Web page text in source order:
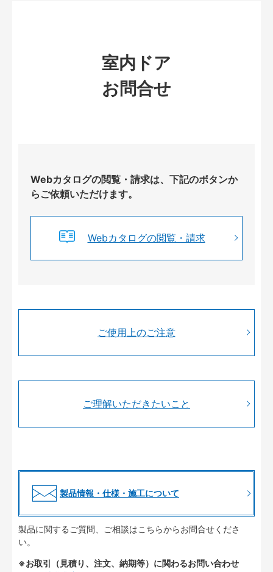
室内ドア
お問合せ
Webカタログの閲覧・請求は、下記のボタンか
らご依頼いただけます。
Webカタログの閲覧・請求
ご使用上のご注意
ご理解いただきたいこと
製品情報・仕様・施工について
製品に関するご質問、ご相談はこちらからお問合せくださ
い。
※お取引（見積り、注文、納期等）に関わるお問い合わせ